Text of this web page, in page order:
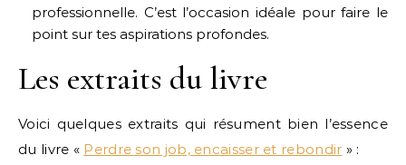
professionnelle. C’est l’occasion idéale pour faire le
point sur tes aspirations profondes.
Les extraits du livre
Voici quelques extraits qui résument bien l’essence
du livre « Perdre son job, encaisser et rebondir » :